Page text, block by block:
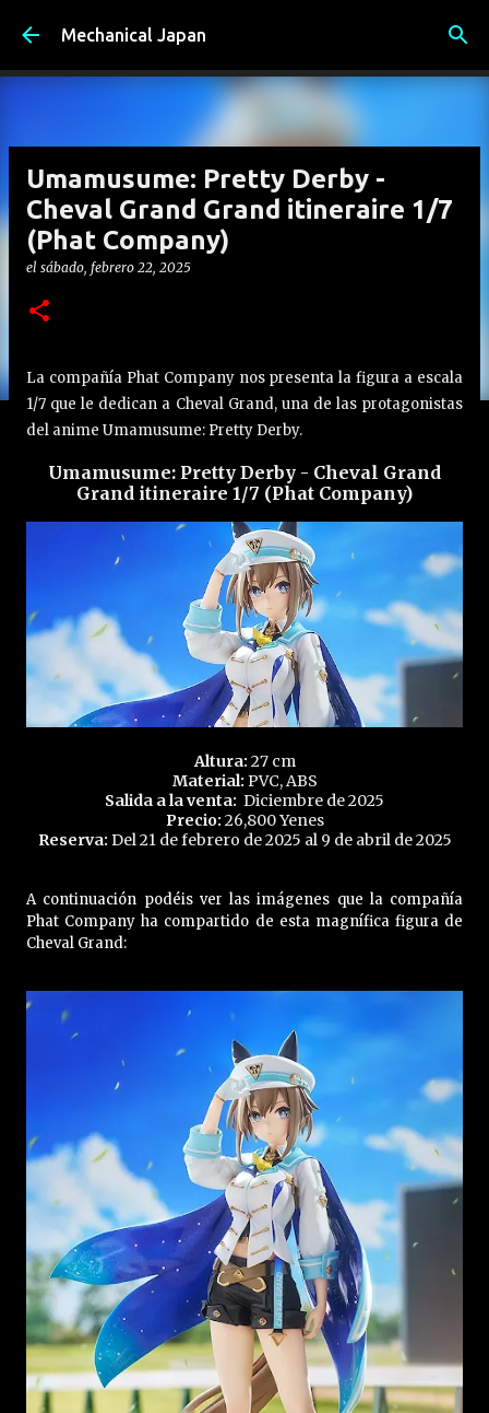
Ir al contenido principal
Mechanical Japan
Umamusume: Pretty Derby -
Cheval Grand Grand itineraire 1/7
(Phat Company)
el sábado, febrero 22, 2025
La compañía Phat Company nos presenta la figura a escala
1/7 que le dedican a Cheval Grand, una de las protagonistas
del anime Umamusume: Pretty Derby.
Umamusume: Pretty Derby - Cheval Grand
Grand itineraire 1/7 (Phat Company)
Altura: 27 cm
Material: PVC, ABS
Salida a la venta: Diciembre de 2025
Precio: 26,800 Yenes
Reserva: Del 21 de febrero de 2025 al 9 de abril de 2025
A continuación podéis ver las imágenes que la compañía
Phat Company ha compartido de esta magnífica figura de
Cheval Grand: